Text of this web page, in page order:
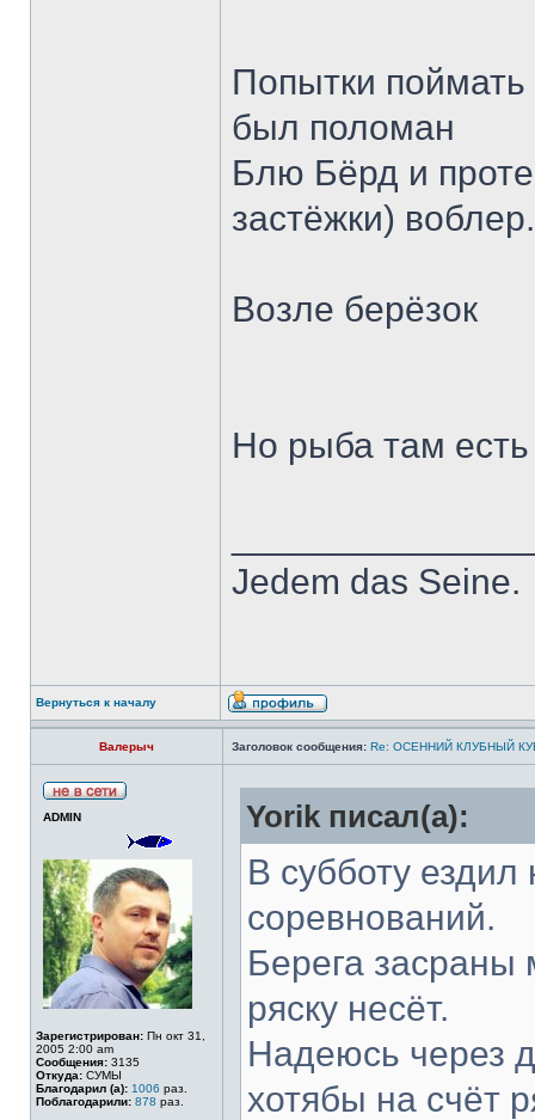
Попытки поймать
был поломан
Блю Бёрд и
застёжки)
Возле берёзок
Но рыба там
Jedem das Seine.
Вернуться к началу
Валерыч Заголовок сообщения: Re: ОСЕННИЙ КЛУБНЫЙ
ADMIN
Зарегистрирован: Пн окт 31,
2005 2:00 am
Сообщения: 3135
Откуда: СУМЫ
Благодарил (а): 1006 раз.
Поблагодарили: 878 раз.
Yorik писал(а):
В субботу
соревнований.
Берега засраны
ряску несёт.
Надеюсь через
хотябы на счёт